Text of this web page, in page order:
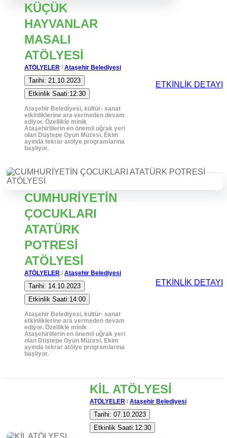
KÜÇÜK
HAYVANLAR
MASALI
ATÖLYESİ
ATÖLYELER / Ataşehir Belediyesi
Tarihi: 21.10.2023
Etkinlik Saati:12:30
Ataşehir Belediyesi, kültür- sanat
etkinliklerine ara vermeden devam
ediyor. Özellikle minik
Ataşehirlilerin en önemli uğrak yeri
olan Düştepe Oyun Müzesi, Ekim
ayında tekrar atölye programlarına
başlıyor.
ETKİNLİK DETAYI
CUMHURİYETİN
ÇOCUKLARI
ATATÜRK
POTRESİ
ATÖLYESİ
ATÖLYELER / Ataşehir Belediyesi
Tarihi: 14.10.2023
Etkinlik Saati:14:00
Ataşehir Belediyesi, kültür- sanat
etkinliklerine ara vermeden devam
ediyor. Özellikle minik
Ataşehirlilerin en önemli uğrak yeri
olan Düştepe Oyun Müzesi, Ekim
ayında tekrar atölye programlarına
başlıyor.
ETKİNLİK DETAYI
KİL ATÖLYESİ
ATÖLYELER / Ataşehir Belediyesi
Tarihi: 07.10.2023
Etkinlik Saati:12:30